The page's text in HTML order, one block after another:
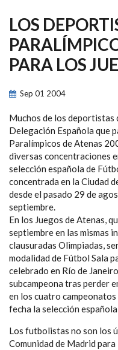
AYUDA
A
LA
LOS
PARA LOS
Sep 01 2004
Muchos de los deportistas
Delegación Española que
Paralímpicos de Atenas
diversas concentraciones
selección española de
concentrada en la Ciudad
desde el pasado 29 de
septiembre.
En los Juegos de Atenas,
septiembre en las mismas
clausuradas Olimpiadas,
modalidad de Fútbol Sala
celebrado en Río de
subcampeona tras perder
en los cuatro
fecha la selección
Los futbolistas no son los
Comunidad de Madrid